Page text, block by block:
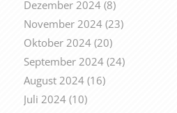
Dezember 2024(8)
November 2024(23)
Oktober 2024(20)
September 2024(24)
August 2024(16)
Juli 2024(10)